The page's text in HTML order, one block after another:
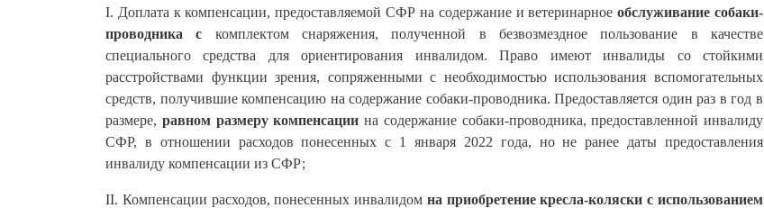
I. Доплата к компенсации, предоставляемой СФР на содержание и ветеринарноеобслуживание собаки-
проводника с комплектом снаряжения, полученной в безвозмездное пользование в качестве
специального средства для ориентирования инвалидом. Право имеют инвалиды со стойкими
расстройствами функции зрения, сопряженными с необходимостью использования вспомогательных
средств, получившие компенсацию на содержание собаки-проводника. Предоставляется один раз в год в
размере, равном размеру компенсации на содержание собаки-проводника, предоставленной инвалиду
СФР, в отношении расходов понесенных с 1 января 2022 года, но не ранее даты предоставления
инвалиду компенсации из СФР;
II. Компенсации расходов, понесенных инвалидом на приобретение кресла-коляски с использованием